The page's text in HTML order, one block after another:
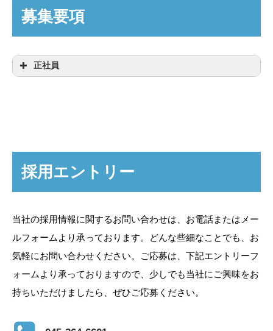
募集要項
正社員
勤務時間 8:00～17:00
暇
日）
年間有給休暇10日～（下限日数
は、入社半年経過後の付与日数
となります）
年末年始休暇、夏季休暇あり
採用エントリー
当社の採用情報に関するお問い合わせは、お電話またはメー
ルフォームより承っております。どんな些細なことでも、お
気軽にお問い合わせください。ご応募は、下記エントリーフ
ォームより承っておりますので、少しでも当社にご興味をお
持ちいただけましたら、ぜひご応募ください。